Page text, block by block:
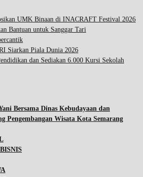
UMK Binaan di INACRAFT Festival 2026
Bantuan untuk Sanggar Tari
Siarkan Piala Dunia 2026
dan Sediakan 6.000 Kursi Sekolah
Bersama Dinas Kebudayaan dan
Pengembangan Wisata Kota Semarang